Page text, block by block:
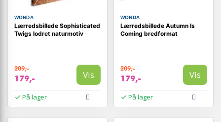
WONDA
Lærredsbillede Sophisticated
Twigs lodret naturmotiv
209,-
179,- Vis
På lager
WONDA
Lærredsbillede Autumn Is
Coming bredformat
209,-
179,- Vis
På lager